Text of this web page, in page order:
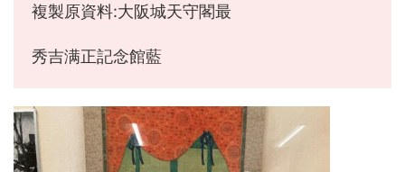
複製原資料:大阪城天守閣最
秀吉满正記念館藍